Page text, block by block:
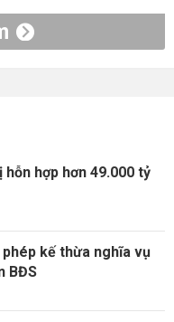
hợp hơn 49.000 tỷ
kế thừa nghĩa vụ
BĐS